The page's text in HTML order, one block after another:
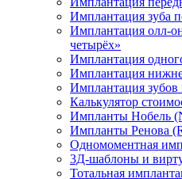
Имплантация зуба
Имплантация олл-
четырёх»
Имплантация
Имплантация
Имплантация зубов
Калькулятор
Импланты Нобель
Импланты Ренова
Одномоментная
3Д-шаблоны и
Тотальная